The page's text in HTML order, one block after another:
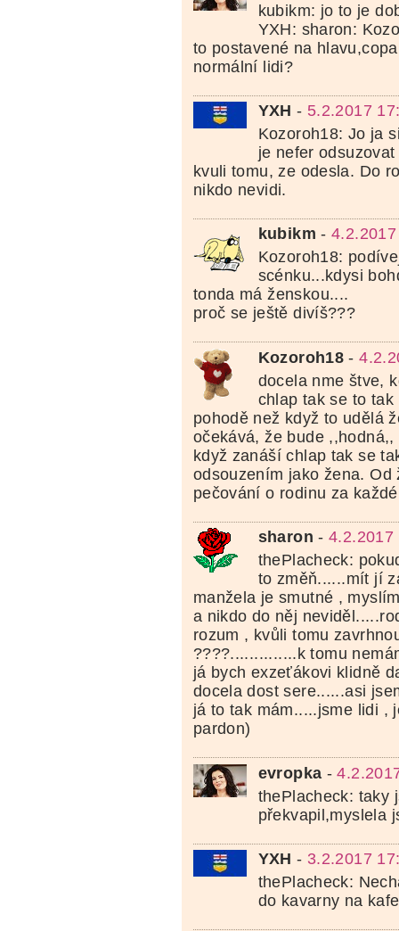
kubikm: jo to je
YXH: sharon:
to postavené na
normální lidi?
YXH - 5.2.2017
Kozoroh18: Jo ja
je nefer
kvuli tomu, ze odesla. Do
nikdo nevidi.
kubikm -
Kozoroh18:
scénku...kdysi
tonda má ženskou....
proč se ještě divíš???
Kozoroh18 -
docela nme štve,
chlap tak se to
pohodě než když to udělá
očekává, že bude ,,hodná,,
když zanáší chlap tak se
odsouzením jako žena. Od
pečování o rodinu za
sharon -4.2.2017
thePlacheck:
to změň......mít jí
manžela je smutné ,
a nikdo do něj
rozum , kvůli tomu
????..............k tomu
já bych exzeťákovi klidně
docela dost sere......asi
já to tak mám.....jsme lidi ,
pardon)
evropka -
thePlacheck: taky
překvapil,myslela
YXH - 3.2.2017
thePlacheck:
do kavarny na